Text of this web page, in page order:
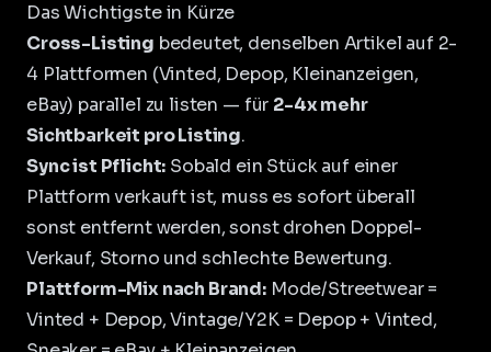
Das Wichtigste in Kürze
Cross-Listing bedeutet, denselben Artikel auf 2-
4 Plattformen (Vinted, Depop, Kleinanzeigen,
eBay) parallel zu listen — für 2-4x mehr
Sichtbarkeit pro Listing.
Sync ist Pflicht: Sobald ein Stück auf einer
Plattform verkauft ist, muss es sofort überall
sonst entfernt werden, sonst drohen Doppel-
Verkauf, Storno und schlechte Bewertung.
Plattform-Mix nach Brand: Mode/Streetwear =
Vinted + Depop, Vintage/Y2K = Depop + Vinted,